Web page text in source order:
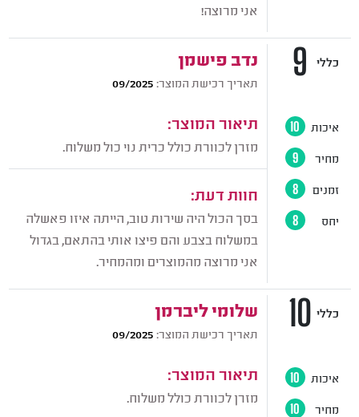
אני מרוצה!
תאריך רכישת המוצר: 09/2025
תיאור המוצר:
מזרן לכוורת כולל כרית נוי כול משלוח.
חוות דעת:
בסך הכול היה שירות טוב, הייתה איזו פאשלה
במשלוח בצבע והם פיצו אותי בהתאם, בגדול
אני מרוצה מהמוצרים ומהמחיר.
9 כללי
איכות 10
מחיר 9
זמנים 8
יחס 8
שלומי ליברמן
תאריך רכישת המוצר: 09/2025
תיאור המוצר:
מזרן לכוורת כולל משלוח.
10 כללי
איכות 10
מחיר 10